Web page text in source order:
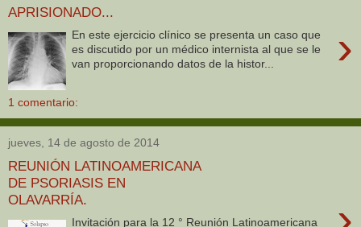
APRISIONADO...
›
En este ejercicio clínico se presenta un caso que
es discutido por un médico internista al que se le
van proporcionando datos de la histor...
1 comentario:
jueves, 14 de agosto de 2014
REUNIÓN LATINOAMERICANA
DE PSORIASIS EN
OLAVARRÍA.
Invitación para la 12 ° Reunión Latinoamericana